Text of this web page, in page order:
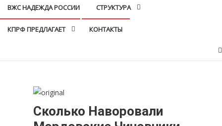
ВЖС НАДЕЖДА РОССИИ СТРУКТУРА
КПРФ ПРЕДЛАГАЕТ КОНТАКТЫ
Сколько Наворовали